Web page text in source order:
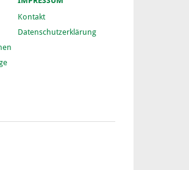
Kontakt
Datenschutzerklärung